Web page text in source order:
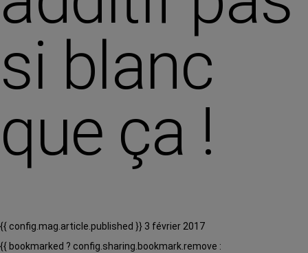
si blanc
que ça !
{{ config.mag.article.published }} 3 février 2017
{{ bookmarked ? config.sharing.bookmark.remove :